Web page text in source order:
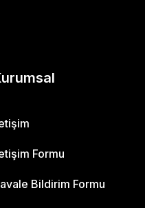
Formu
Bildirim Formu